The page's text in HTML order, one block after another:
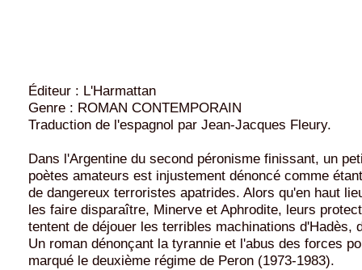
Éditeur : L'Harmattan
Genre : ROMAN CONTEMPORAIN
Traduction de l'espagnol par Jean-Jacques Fleury.
Dans l'Argentine du second péronisme finissant, un
poètes amateurs est injustement dénoncé comme
de dangereux terroristes apatrides. Alors qu'en haut
les faire disparaître, Minerve et Aphrodite, leurs
tentent de déjouer les terribles machinations d'Hadès,
Un roman dénonçant la tyrannie et l'abus des forces
marqué le deuxième régime de Peron (1973-1983).